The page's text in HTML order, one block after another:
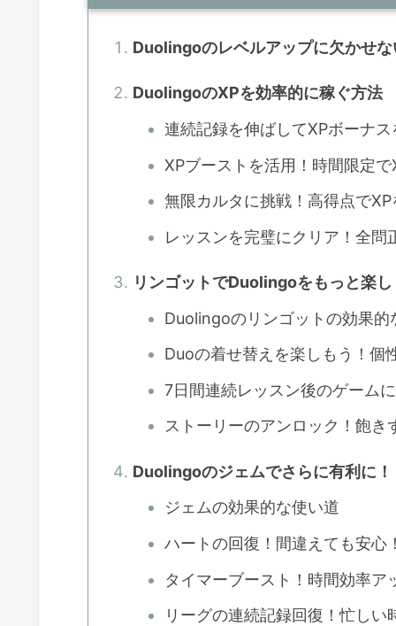
Duolingoのレベルアップに欠かせ
DuolingoのXPを効率的に稼ぐ方法
連続記録を伸ばしてXPボーナ
XPブーストを活用！時間限定
無限カルタに挑戦！高得点で
レッスンを完璧にクリア！全問
リンゴットでDuolingoをもっと楽
Duolingoのリンゴットの効果的
Duoの着せ替えを楽しもう！個
7日間連続レッスン後のゲーム
ストーリーのアンロック！飽き
Duolingoのジェムでさらに有利に！
ジェムの効果的な使い道
ハートの回復！間違えても安心
タイマーブースト！時間効率ア
リーグの連続記録回復！忙しい